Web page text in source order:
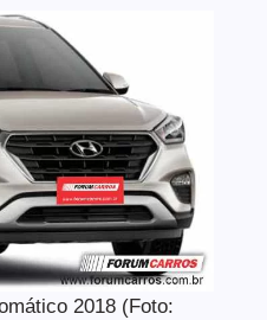
2018 (Foto: